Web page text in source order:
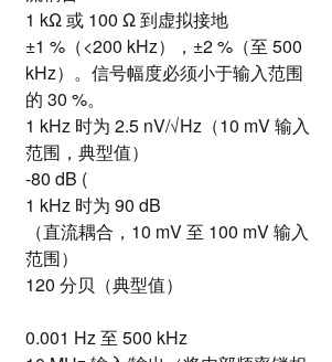
1 kΩ 或 100 Ω 到虚拟接地
±1 %（<200 kHz），±2 %（至 500
kHz）。 信号幅度必须小于输入范围
的 30 %。
1 kHz 时为 2.5 nV/√Hz（10 mV 输入
范围，典型值）
-80 dB (
1 kHz 时为 90 dB
（直流耦合，10 mV 至 100 mV 输入
范围）
120 分贝（典型值）
0.001 Hz 至 500 kHz